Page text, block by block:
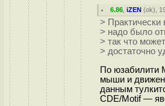
6.86 ,iZEN (ok),
> Практически
> надо было
> так что
> достаточно
По юзабилити
мыши и
данным
CDE/Motif —